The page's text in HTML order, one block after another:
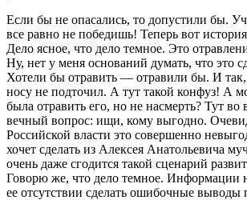
Если бы не опасались, то допустили бы.
все равно не победишь! Теперь вот
Дело ясное, что дело темное. Это
Ну, нет у меня оснований думать, что это
Хотели бы отравить — отравили бы. И
носу не подточил. А тут такой конфуз! А
была отравить его, но не насмерть? Тут во
вечный вопрос: ищи, кому выгодно.
Российской власти это совершенно
хочет сделать из Алексея Анатольевича
очень даже сгодится такой сценарий
Говорю же, что дело темное. Информации
ее отсутствии сделать ошибочные выводы